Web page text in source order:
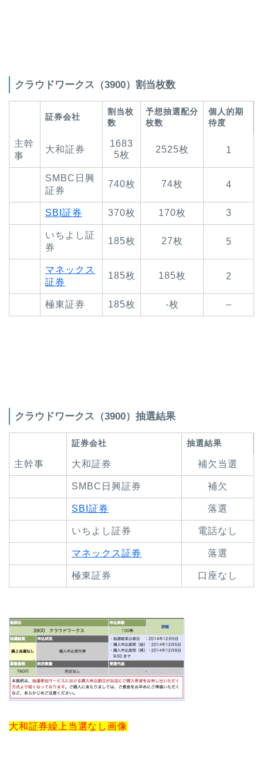
クラウドワークス（3900）割当枚数
証券会社
割当枚
数
予想抽選配分
枚数
個人的期
待度
主幹
事
大和証券
1683
5枚
2525枚 1
SMBC日興
証券
740枚 74枚 4
SBI証券 370枚 170枚 3
いちよし証
券
185枚 27枚 5
マネックス
証券
185枚 185枚 2
極東証券 185枚 -枚 –
クラウドワークス（3900）抽選結果
証券会社 抽選結果
主幹事 大和証券 補欠当選
SMBC日興証券 補欠
SBI証券 落選
いちよし証券 電話なし
マネックス証券 落選
極東証券 口座なし
大和証券繰上当選なし画像